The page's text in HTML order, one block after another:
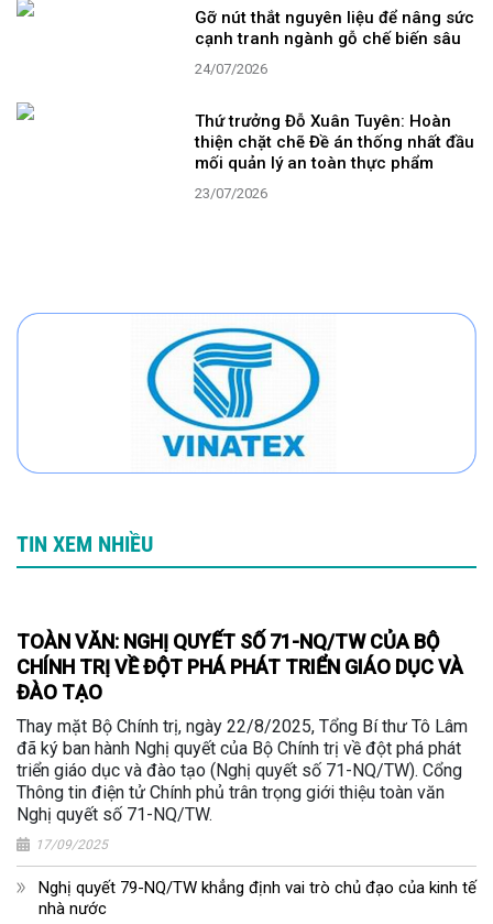
Gỡ nút thắt nguyên liệu để nâng sức
cạnh tranh ngành gỗ chế biến sâu
24/07/2026
Thứ trưởng Đỗ Xuân Tuyên: Hoàn
thiện chặt chẽ Đề án thống nhất đầu
mối quản lý an toàn thực phẩm
23/07/2026
TIN XEM NHIỀU
TOÀN VĂN: NGHỊ QUYẾT SỐ 71-NQ/TW CỦA BỘ
CHÍNH TRỊ VỀ ĐỘT PHÁ PHÁT TRIỂN GIÁO DỤC VÀ
ĐÀO TẠO
Thay mặt Bộ Chính trị, ngày 22/8/2025, Tổng Bí thư Tô Lâm
đã ký ban hành Nghị quyết của Bộ Chính trị về đột phá phát
triển giáo dục và đào tạo (Nghị quyết số 71-NQ/TW). Cổng
Thông tin điện tử Chính phủ trân trọng giới thiệu toàn văn
Nghị quyết số 71-NQ/TW.
17/09/2025
Nghị quyết 79-NQ/TW khẳng định vai trò chủ đạo của kinh tế
nhà nước